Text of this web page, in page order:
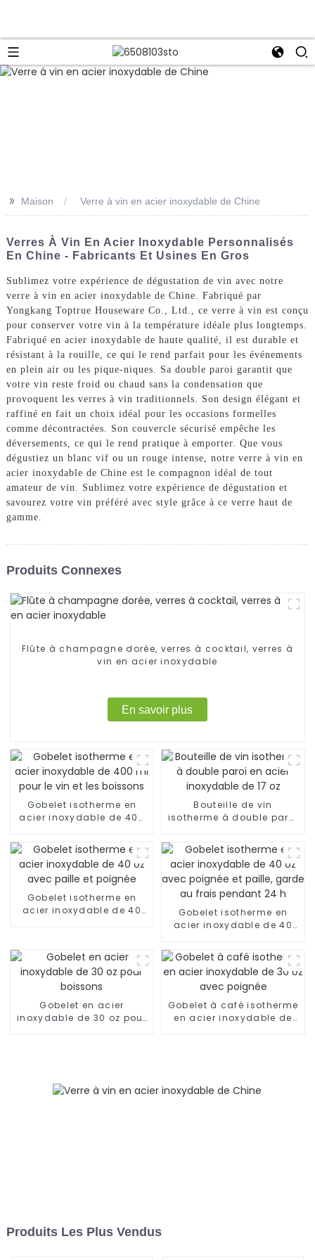
>> Maison Verre à vin en acier inoxydable de Chine
Verres À Vin En Acier Inoxydable Personnalisés
En Chine - Fabricants Et Usines En Gros
Sublimez votre expérience de dégustation de vin avec notre
verre à vin en acier inoxydable de Chine. Fabriqué par
Yongkang Toptrue Houseware Co., Ltd., ce verre à vin est conçu
pour conserver votre vin à la température idéale plus longtemps.
Fabriqué en acier inoxydable de haute qualité, il est durable et
résistant à la rouille, ce qui le rend parfait pour les événements
en plein air ou les pique-niques. Sa double paroi garantit que
votre vin reste froid ou chaud sans la condensation que
provoquent les verres à vin traditionnels. Son design élégant et
raffiné en fait un choix idéal pour les occasions formelles
comme décontractées. Son couvercle sécurisé empêche les
déversements, ce qui le rend pratique à emporter. Que vous
dégustiez un blanc vif ou un rouge intense, notre verre à vin en
acier inoxydable de Chine est le compagnon idéal de tout
amateur de vin. Sublimez votre expérience de dégustation et
savourez votre vin préféré avec style grâce à ce verre haut de
gamme.
Produits Connexes
Flûte à champagne dorée, verres à cocktail, verres à
vin en acier inoxydable
En savoir plus
Gobelet isotherme en
acier inoxydable de 400
boissons
Bouteille de vin
isotherme à double paroi
oz
Gobelet isotherme en
acier inoxydable de 40
Gobelet isotherme en
acier inoxydable de 40
garde au frais pendant
24 h
Gobelet en acier
inoxydable de 30 oz pour
Gobelet à café isotherme
en acier inoxydable de
Produits Les Plus Vendus